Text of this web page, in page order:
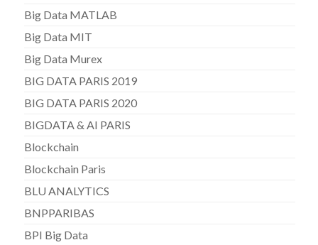
Big Data MATLAB
Big Data MIT
Big Data Murex
BIG DATA PARIS 2019
BIG DATA PARIS 2020
BIGDATA & AI PARIS
Blockchain
Blockchain Paris
BLU ANALYTICS
BNPPARIBAS
BPI Big Data